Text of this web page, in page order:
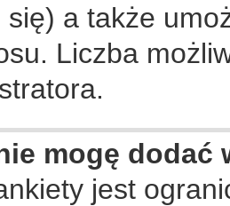
się) a także
Liczba
mogę
jest